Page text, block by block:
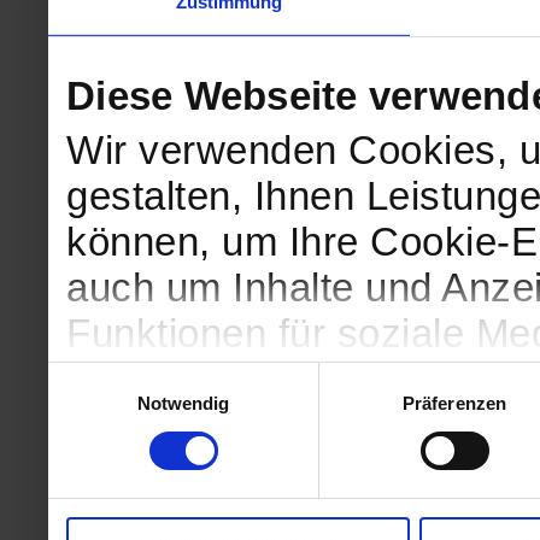
Diese Webseite
Wir verwenden Cookies,
gestalten, Ihnen
können, um Ihre Cookie-
auch um Inhalte und
Funktionen für soziale
geben wir Informationen
Website an unsere
und Analysen weiter, die
Notwendig
Präferenzen